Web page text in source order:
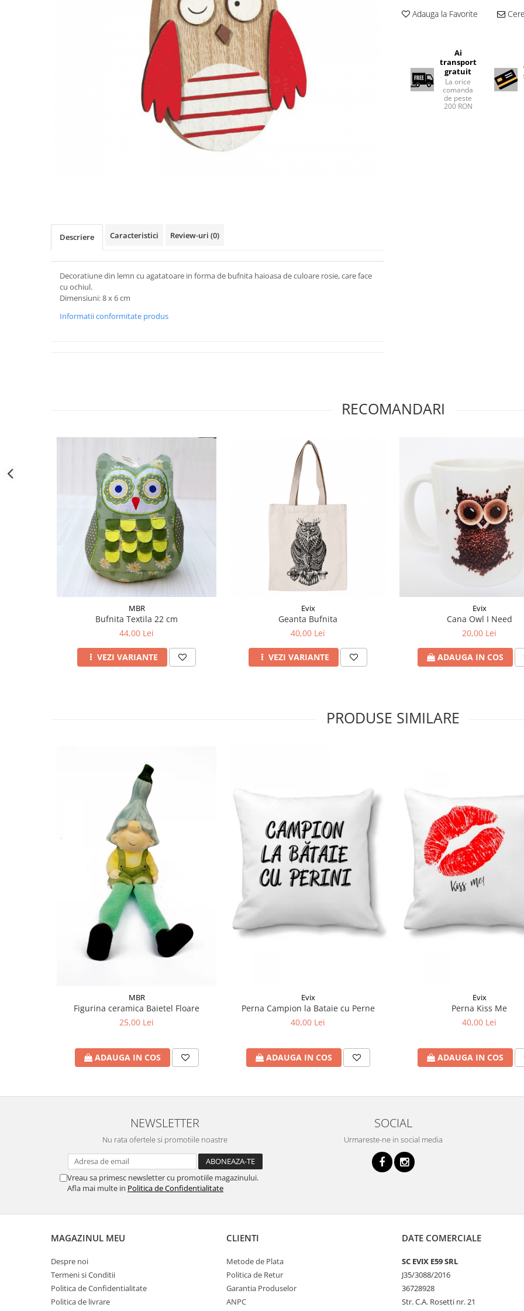
Adauga la Favorite
Ai
transport
gratuit
La orice
comanda
de peste
200 RON
Descriere Caracteristici Review-uri (0)
Decoratiune din lemn cu agatatoare in forma de bufnita haioasa de culoare rosie, care face
cu ochiul.
Dimensiuni: 8 x 6 cm
Informatii conformitate produs
RECOMANDARI
MBR
Bufnita Textila 22 cm
44,00 Lei
VEZI VARIANTE
Evix
Geanta Bufnita
40,00 Lei
VEZI VARIANTE
Evix
Cana Owl I Need
20,00 Lei
ADAUGA IN COS
PRODUSE SIMILARE
MBR
Figurina ceramica Baietel Floare
25,00 Lei
ADAUGA IN COS
Evix
Perna Campion la Bataie cu Perne
40,00 Lei
ADAUGA IN COS
Evix
Perna Kiss Me
40,00 Lei
ADAUGA IN COS
NEWSLETTER
Nu rata ofertele si promotiile noastre
Vreau sa primesc newsletter cu promotiile magazinului.
Afla mai multe in Politica de Confidentialitate
SOCIAL
Urmareste-ne in social media
MAGAZINUL MEU
Despre noi
Termeni si Conditii
Politica de Confidentialitate
Politica de livrare
CLIENTI
Metode de Plata
Politica de Retur
Garantia Produselor
ANPC
DATE COMERCIALE
SC EVIX E59 SRL
J35/3088/2016
36728928
Str. C.A. Rosetti nr. 21